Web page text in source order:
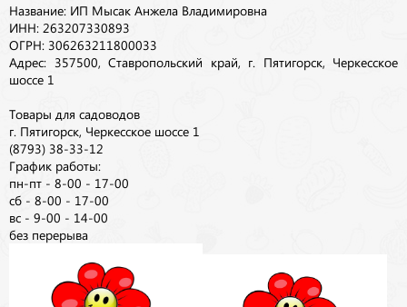
Название: ИП Мысак Анжела Владимировна
ИНН: 263207330893
ОГРН: 306263211800033
Адрес: 357500, Ставропольский край, г. Пятигорск, Черкесское
шоссе 1
Товары для садоводов
г. Пятигорск, Черкесское шоссе 1
(8793) 38-33-12
График работы:
пн-пт - 8-00 - 17-00
сб - 8-00 - 17-00
вс - 9-00 - 14-00
без перерыва